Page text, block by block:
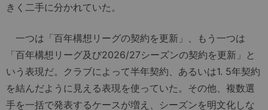
きく二手に分かれていた。
一つは「百年構想リーグの契約を更新」、もう一つは
「百年構想リーグ及び2026/27シーズンの契約を更新」と
いう表現だ。クラブによって半年契約、あるいは1. 5年契約
を結んだように見える表現を使っていた。その他、複数選
手を一括で発表するケースが増え、シーズンを明文化しな